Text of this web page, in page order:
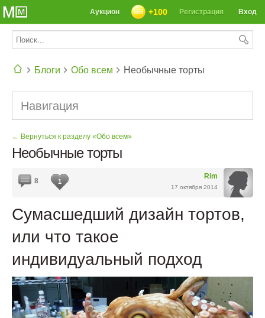
СЕГОДНЯ: 39142 РЕЦЕПТА
Вход
Регистрация
+100
Аукцион
Блоги Обо всем Необычные торты
Навигация
← Вернуться к разделу «Обо всем»
Необычные торты
Rim
17 октября 2014
8 1
Сумасшедший дизайн тортов,
или что такое
индивидуальный подход